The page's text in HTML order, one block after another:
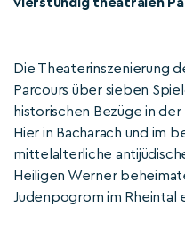
Die Theaterinszenierung
Parcours über sieben
historischen Bezüge in
Hier in Bacharach und im
mittelalterliche
Heiligen Werner
Judenpogrom im Rheintal